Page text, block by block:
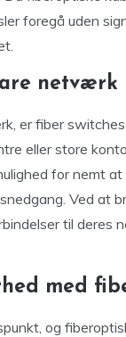
foregå uden
netværk
er fiber
eller store
for nemt
Ved at
til deres
med
og